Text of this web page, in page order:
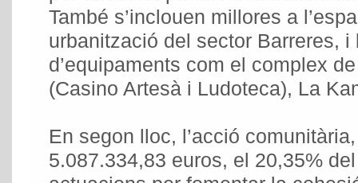
També s’inclouen millores a
urbanització del sector Barreres,
d’equipaments com el complex
(Casino Artesà i Ludoteca), La
En segon lloc, l’acció
5.087.334,83 euros, el 20,35%